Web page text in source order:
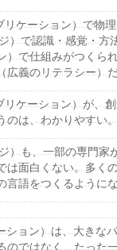
ケーション）で物
）で認識・感覚・方
）で仕組みがつくら
広義のリテラシー）
ケーション）が、
のは、わかりやすい
）も、一部の専門家
は面白くない。多く
言語をつくるように
ション）は、大きな
のではなく、たった